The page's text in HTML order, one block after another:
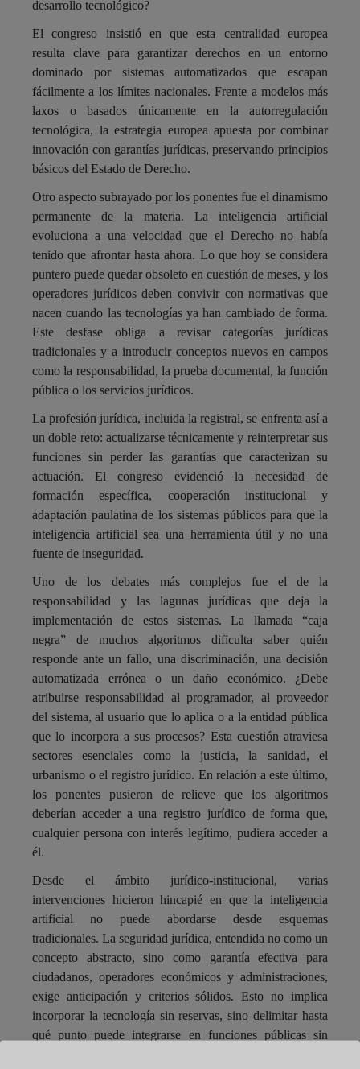
desarrollo tecnológico?
El congreso insistió en que esta centralidad europea
resulta clave para garantizar derechos en un entorno
dominado por sistemas automatizados que escapan
fácilmente a los límites nacionales. Frente a modelos más
laxos o basados únicamente en la autorregulación
tecnológica, la estrategia europea apuesta por combinar
innovación con garantías jurídicas, preservando principios
básicos del Estado de Derecho.
Otro aspecto subrayado por los ponentes fue el dinamismo
permanente de la materia. La inteligencia artificial
evoluciona a una velocidad que el Derecho no había
tenido que afrontar hasta ahora. Lo que hoy se considera
puntero puede quedar obsoleto en cuestión de meses, y los
operadores jurídicos deben convivir con normativas que
nacen cuando las tecnologías ya han cambiado de forma.
Este desfase obliga a revisar categorías jurídicas
tradicionales y a introducir conceptos nuevos en campos
como la responsabilidad, la prueba documental, la función
pública o los servicios jurídicos.
La profesión jurídica, incluida la registral, se enfrenta así a
un doble reto: actualizarse técnicamente y reinterpretar sus
funciones sin perder las garantías que caracterizan su
actuación. El congreso evidenció la necesidad de
formación específica, cooperación institucional y
adaptación paulatina de los sistemas públicos para que la
inteligencia artificial sea una herramienta útil y no una
fuente de inseguridad.
Uno de los debates más complejos fue el de la
responsabilidad y las lagunas jurídicas que deja la
implementación de estos sistemas. La llamada “caja
negra” de muchos algoritmos dificulta saber quién
responde ante un fallo, una discriminación, una decisión
automatizada errónea o un daño económico. ¿Debe
atribuirse responsabilidad al programador, al proveedor
del sistema, al usuario que lo aplica o a la entidad pública
que lo incorpora a sus procesos? Esta cuestión atraviesa
sectores esenciales como la justicia, la sanidad, el
urbanismo o el registro jurídico. En relación a este último,
los ponentes pusieron de relieve que los algoritmos
deberían acceder a una registro jurídico de forma que,
cualquier persona con interés legítimo, pudiera acceder a
él.
Desde el ámbito jurídico-institucional, varias
intervenciones hicieron hincapié en que la inteligencia
artificial no puede abordarse desde esquemas
tradicionales. La seguridad jurídica, entendida no como un
concepto abstracto, sino como garantía efectiva para
ciudadanos, operadores económicos y administraciones,
exige anticipación y criterios sólidos. Esto no implica
incorporar la tecnología sin reservas, sino delimitar hasta
qué punto puede integrarse en funciones públicas sin